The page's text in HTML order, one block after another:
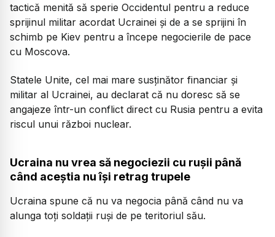
tactică menită să sperie Occidentul pentru a reduce
sprijinul militar acordat Ucrainei și de a se sprijini în
schimb pe Kiev pentru a începe negocierile de pace
cu Moscova.
Statele Unite, cel mai mare susținător financiar și
militar al Ucrainei, au declarat că nu doresc să se
angajeze într-un conflict direct cu Rusia pentru a evita
riscul unui război nuclear.
Ucraina nu vrea să negociezii cu rușii până
când aceștia nu își retrag trupele
Ucraina spune că nu va negocia până când nu va
alunga toți soldații ruși de pe teritoriul său.